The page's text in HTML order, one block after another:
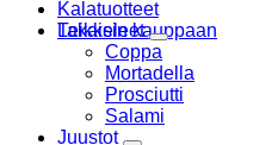
Takaisin kauppaan
Kalatuotteet
Leikkeleet
Coppa
Mortadella
Prosciutti
Salami
Juustot